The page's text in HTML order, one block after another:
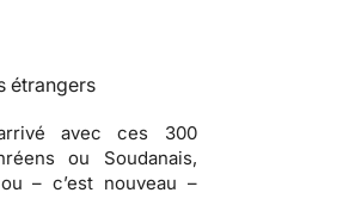
étrangers
avec ces 300
ou Soudanais,
– c’est nouveau –